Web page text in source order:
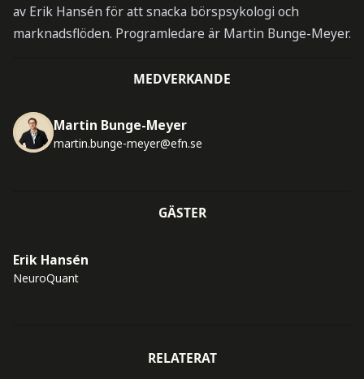
av Erik Hansén för att snacka börspsykologi och
marknadsflöden. Programledare är Martin Bunge-Meyer.
MEDVERKANDE
Martin Bunge-Meyer
martin.bunge-meyer@efn.se
GÄSTER
Erik Hansén
NeuroQuant
RELATERAT